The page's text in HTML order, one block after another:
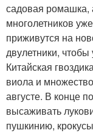
садовая ромашка,
многолетников
приживутся на
двулетники,
Китайская
виола и
августе. В конце
высаживать
пушкинию,